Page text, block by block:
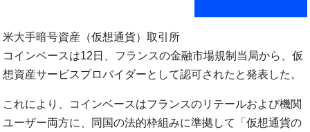
米大手暗号資産（仮想通貨）取引所
コインベースは12日、フランスの金融市場規制当局から、仮
想資産サービスプロバイダーとして認可されたと発表した。
これにより、コインベースはフランスのリテールおよび機関
ユーザー両方に、同国の法的枠組みに準拠して「仮想通貨の